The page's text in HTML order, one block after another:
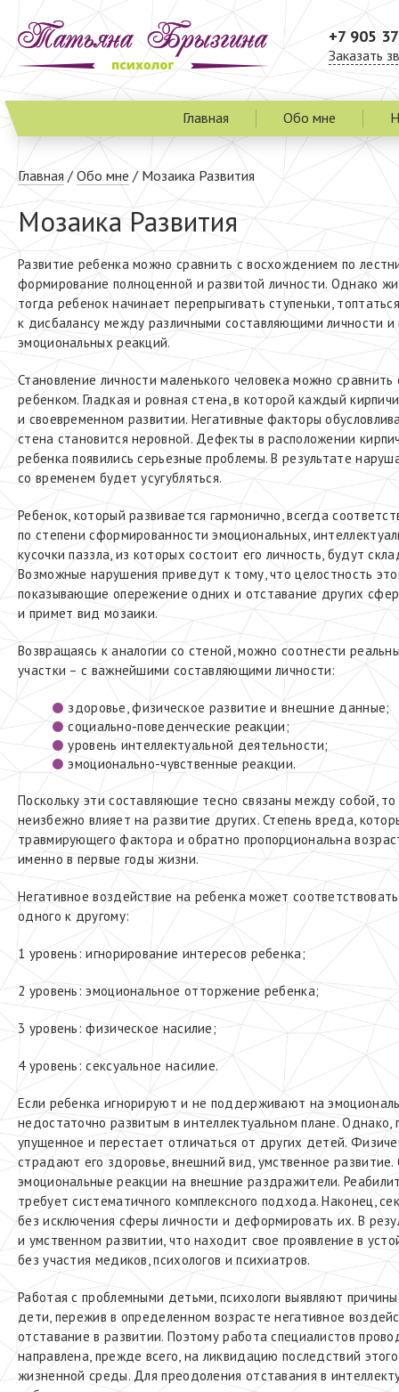
+7 905
Заказать
Главная Обо мне
Главная /Обо мне / Мозаика Развития
Мозаика Развития
Развитие ребенка можно сравнить с восхождением по
формирование полноценной и развитой личности. Однако
тогда ребенок начинает перепрыгивать ступеньки,
к дисбалансу между различными составляющими личности
эмоциональных реакций.
Становление личности маленького человека можно
ребенком. Гладкая и ровная стена, в которой каждый
и своевременном развитии. Негативные факторы
стена становится неровной. Дефекты в расположении
ребенка появились серьезные проблемы. В результате
со временем будет усугубляться.
Ребенок, который развивается гармонично, всегда
по степени сформированности эмоциональных,
кусочки паззла, из которых состоит его личность, будут
Возможные нарушения приведут к тому, что целостность
показывающие опережение одних и отставание других
и примет вид мозаики.
Возвращаясь к аналогии со стеной, можно соотнести
участки – с важнейшими составляющими личности:
здоровье, физическое развитие и внешние данные;
социально-поведенческие реакции;
уровень интеллектуальной деятельности;
эмоционально-чувственные реакции.
Поскольку эти составляющие тесно связаны между собой,
неизбежно влияет на развитие других. Степень вреда,
травмирующего фактора и обратно пропорциональна
именно в первые годы жизни.
Негативное воздействие на ребенка может
одного к другому:
1 уровень: игнорирование интересов ребенка;
2 уровень: эмоциональное отторжение ребенка;
3 уровень: физическое насилие;
4 уровень: сексуальное насилие.
Если ребенка игнорируют и не поддерживают на
недостаточно развитым в интеллектуальном плане.
упущенное и перестает отличаться от других детей.
страдают его здоровье, внешний вид, умственное
эмоциональные реакции на внешние раздражители.
требует систематичного комплексного подхода. Наконец,
без исключения сферы личности и деформировать их. В
и умственном развитии, что находит свое проявление в
без участия медиков, психологов и психиатров.
Работая с проблемными детьми, психологи выявляют
дети, пережив в определенном возрасте негативное
отставание в развитии. Поэтому работа специалистов
направлена, прежде всего, на ликвидацию последствий
жизненной среды. Для преодоления отставания в